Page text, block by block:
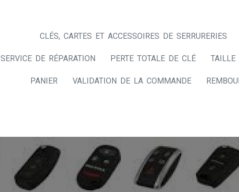
CLÉS, CARTES ET ACCESSOIRES DE SERRURERIES
SERVICE DE RÉPARATION PERTE TOTALE DE CLÉ TAILLE
PANIER VALIDATION DE LA COMMANDE